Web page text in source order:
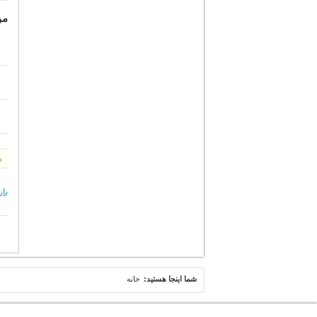
شما اينجا هستيد: خانه